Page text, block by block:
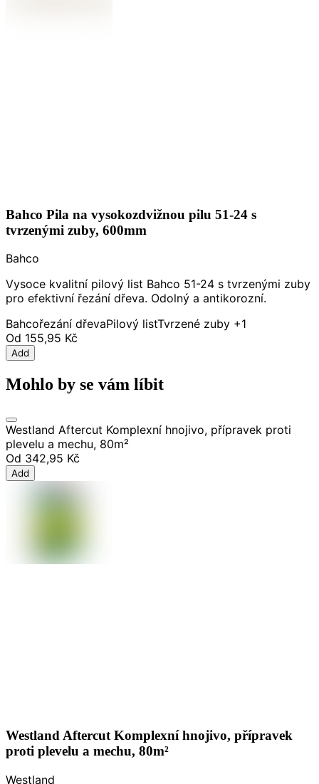
Bahco Pila na vysokozdvižnou pilu 51-24 s
tvrzenými zuby, 600mm
Bahco
Vysoce kvalitní pilový list Bahco 51-24 s tvrzenými zuby
pro efektivní řezání dřeva. Odolný a antikorozní.
Bahcořezání dřevaPilový listTvrzené zuby +1
Od 155,95 Kč
Add
Mohlo by se vám líbit
Westland Aftercut Komplexní hnojivo, přípravek proti
plevelu a mechu, 80m²
Od 342,95 Kč
Add
Westland Aftercut Komplexní hnojivo, přípravek
proti plevelu a mechu, 80m²
Westland